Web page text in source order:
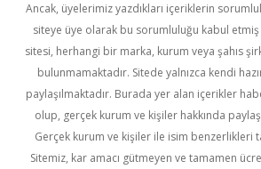
Ancak, üyelerimiz yazdıkları içeriklerin
siteye üye olarak bu sorumluluğu kabul etmiş
sitesi, herhangi bir marka, kurum veya şahıs
bulunmamaktadır. Sitede yalnızca kendi
paylaşılmaktadır. Burada yer alan içerikler
olup, gerçek kurum ve kişiler hakkında
Gerçek kurum ve kişiler ile isim benzerlikleri
Sitemiz, kar amacı gütmeyen ve tamamen